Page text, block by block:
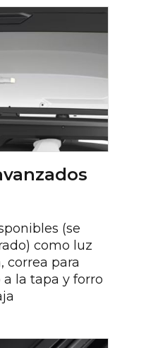
(se
como luz
correa para
la tapa y forro